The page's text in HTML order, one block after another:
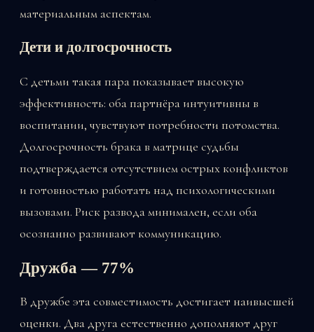
материальным аспектам.
Дети и долгосрочность
С детьми такая пара показывает высокую
эффективность: оба партнёра интуитивны в
воспитании, чувствуют потребности потомства.
Долгосрочность брака в матрице судьбы
подтверждается отсутствием острых конфликтов
и готовностью работать над психологическими
вызовами. Риск развода минимален, если оба
осознанно развивают коммуникацию.
Дружба — 77%
В дружбе эта совместимость достигает наивысшей
оценки. Два друга естественно дополняют друг